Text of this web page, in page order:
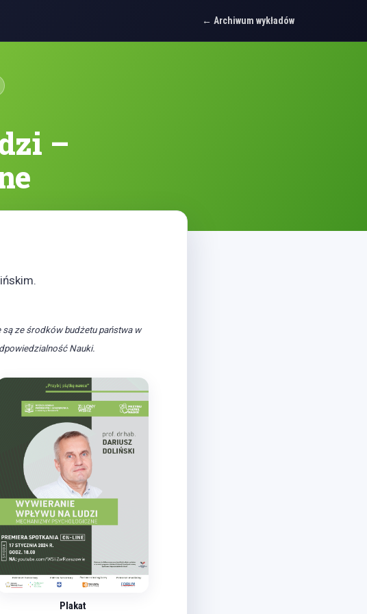
Archiwum wykładów
–
są ze środków budżetu państwa w
Nauki.
Plakat